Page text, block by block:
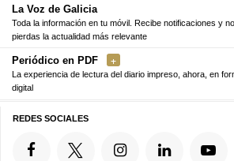
La Voz de Galicia
Toda la información en tu móvil. Recibe notificaciones y
pierdas la actualidad más relevante
Periódico en PDF
La experiencia de lectura del diario impreso, ahora, en
digital
REDES SOCIALES